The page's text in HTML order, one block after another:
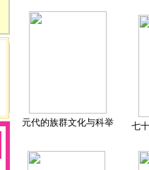
元代的族群文化与科举 七